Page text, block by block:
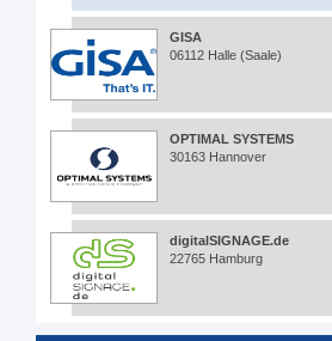
GISA
06112 Halle (Saale)
OPTIMAL SYSTEMS
30163 Hannover
digitalSIGNAGE.de
22765 Hamburg